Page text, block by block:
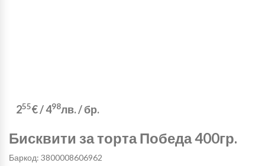
255€/498лв./ бр.
Бисквити за торта Победа 400гр.
Баркод: 3800008606962